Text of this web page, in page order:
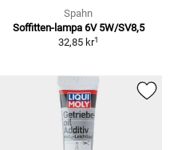
Spahn
Soffitten-lampa 6V 5W/SV8,5
32,85 kr1